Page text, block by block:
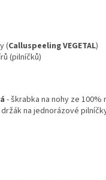
(Calluspeeling VEGETAL)
(pilníčků)
- škrabka na nohy ze
na jednorázové